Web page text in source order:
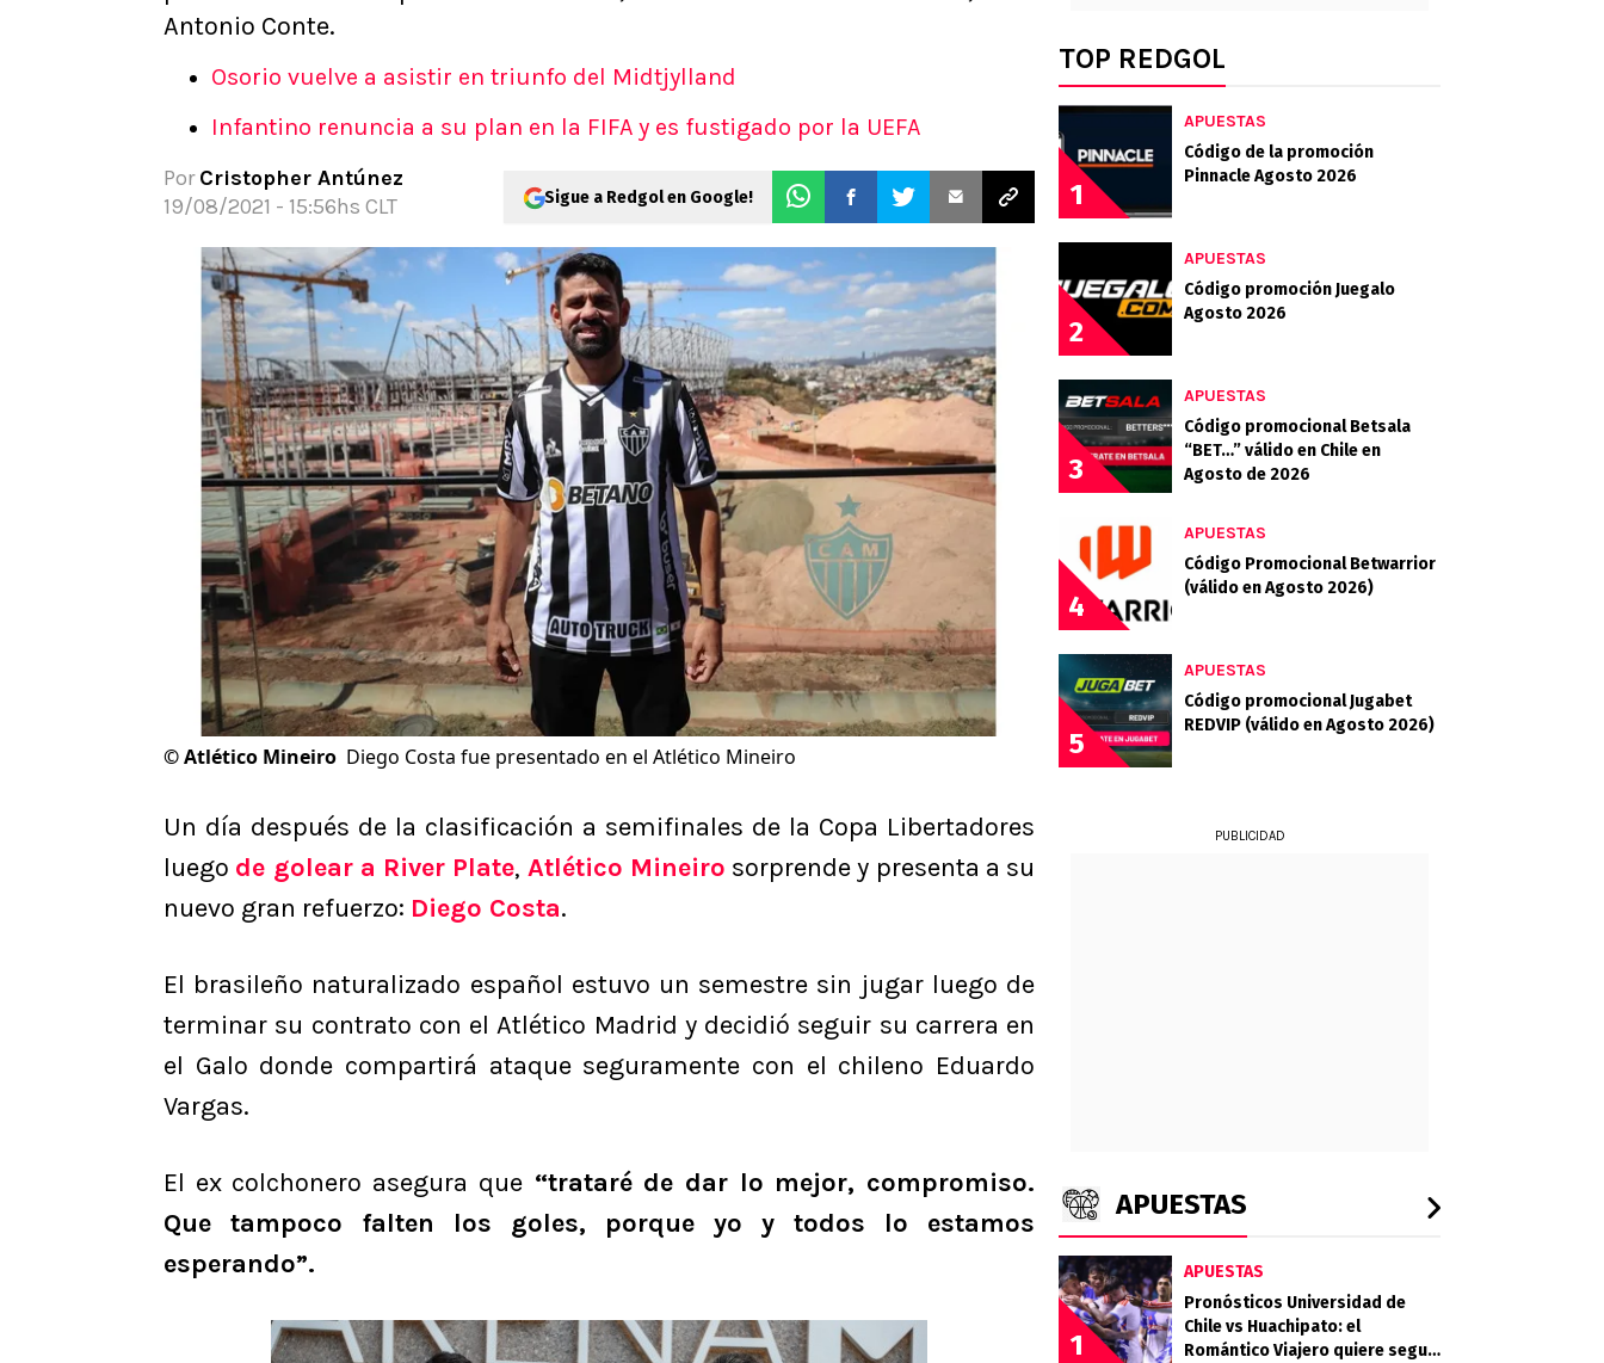
Apuesta del día
Antonio Conte.
Osorio vuelve a asistir en triunfo del Midtjylland
Infantino renuncia a su plan en la FIFA y es fustigado por la UEFA
Por Cristopher Antúnez
19/08/2021 - 15:56hs CLT
Sigue a Redgol en Google!
©Atlético Mineiro Diego Costa fue presentado en el Atlético Mineiro
Un día después de la clasificación a semifinales de la Copa Libertadores
luego de golear a River Plate, Atlético Mineiro sorprende y presenta a su
nuevo gran refuerzo: Diego Costa.
El brasileño naturalizado español estuvo un semestre sin jugar luego de
terminar su contrato con el Atlético Madrid y decidió seguir su carrera en
el Galo donde compartirá ataque seguramente con el chileno Eduardo
Vargas.
El ex colchonero asegura que“trataré de dar lo mejor, compromiso.
Que tampoco falten los goles, porque yo y todos lo estamos
esperando”.
TOP REDGOL
1
APUESTAS
Código de la promoción
Pinnacle Agosto 2026
2
APUESTAS
Código promoción Juegalo
Agosto 2026
3
APUESTAS
Código promocional Betsala
“BET…” válido en Chile en
Agosto de 2026
4
APUESTAS
Código Promocional Betwarrior
(válido en Agosto 2026)
5
APUESTAS
Código promocional Jugabet
REDVIP (válido en Agosto 2026)
PUBLICIDAD
APUESTAS
1
APUESTAS
Pronósticos Universidad de
Chile vs Huachipato: el
Romántico Viajero quiere seguir